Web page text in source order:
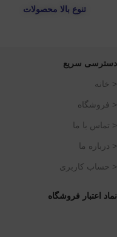
تنوع بالا محصولات
دسترسی سریع
< خانه
< فروشگاه
< تماس با ما
< درباره ما
< حساب کاربری
نماد اعتبار فروشگاه